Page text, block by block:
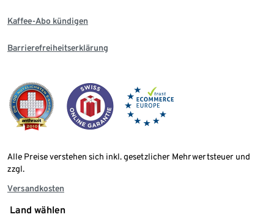
Kaffee-Abo kündigen
Barrierefreiheitserklärung
Alle Preise verstehen sich inkl. gesetzlicher Mehrwertsteuer und
zzgl.
Versandkosten
Land wählen